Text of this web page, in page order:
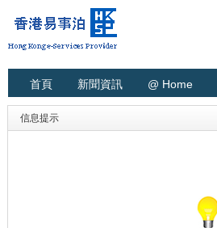
首頁 新聞資訊 @ Home
信息提示